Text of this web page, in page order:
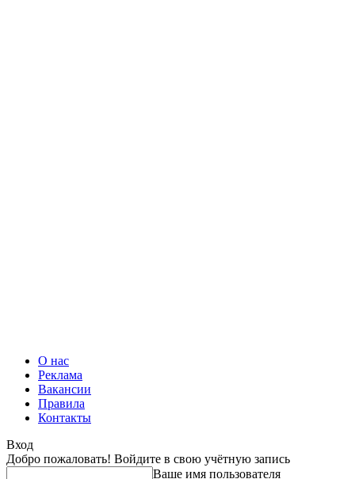
О нас
Реклама
Вакансии
Правила
Контакты
Вход
Добро пожаловать! Войдите в свою учётную запись
Ваше имя пользователя